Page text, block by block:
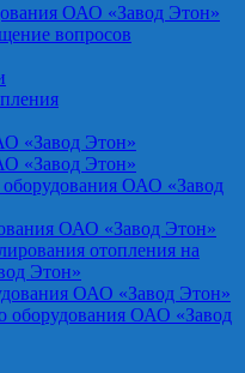
ОАО «Завод Этон»
вопросов
«Завод Этон»
«Завод Этон»
ОАО «Завод
ОАО «Завод Этон»
отопления на
Этон»
ОАО «Завод Этон»
оборудования ОАО «Завод